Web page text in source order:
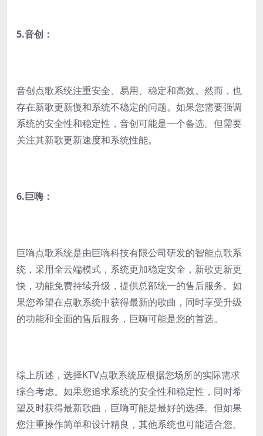
5.音创：
音创点歌系统注重安全、易用、稳定和高效。然而，也
存在新歌更新慢和系统不稳定的问题。如果您需要强调
系统的安全性和稳定性，音创可能是一个备选。但需要
关注其新歌更新速度和系统性能。
6.巨嗨：
巨嗨点歌系统是由巨嗨科技有限公司研发的智能点歌系
统，采用全云端模式，系统更加稳定安全，新歌更新更
快，功能免费持续升级，提供总部统一的售后服务。如
果您希望在点歌系统中获得最新的歌曲，同时享受升级
的功能和全面的售后服务，巨嗨可能是您的首选。
综上所述，选择KTV点歌系统应根据您场所的实际需求
综合考虑。如果您追求系统的安全性和稳定性，同时希
望及时获得最新歌曲，巨嗨可能是最好的选择。但如果
您注重操作简单和设计精良，其他系统也可能适合您。